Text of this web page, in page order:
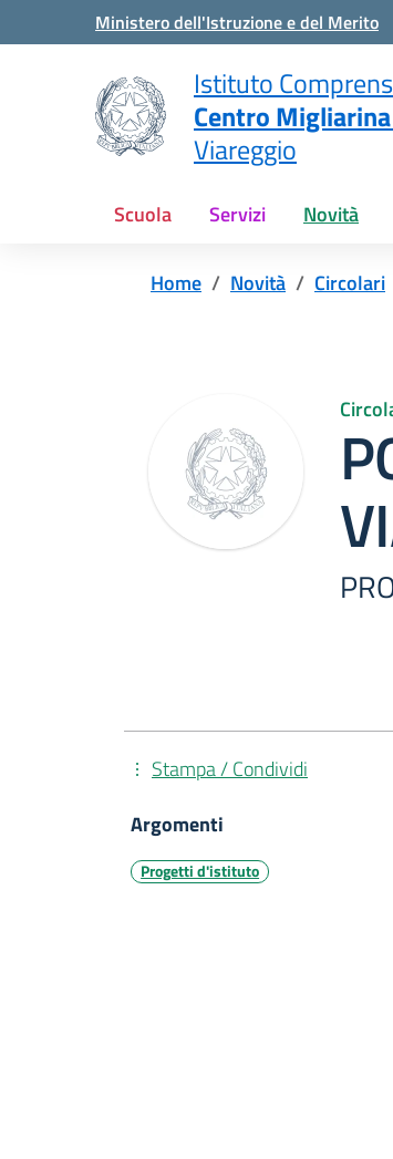
Vai ai contenuti
Vai al menu di navigazione
Ministero dell'Istruzione e del Merito
Istituto
Centro
Viareggio
Scuola Servizi Novità
Home Novità Circolari
Stampa / Condividi
Argomenti
Progetti d'istituto